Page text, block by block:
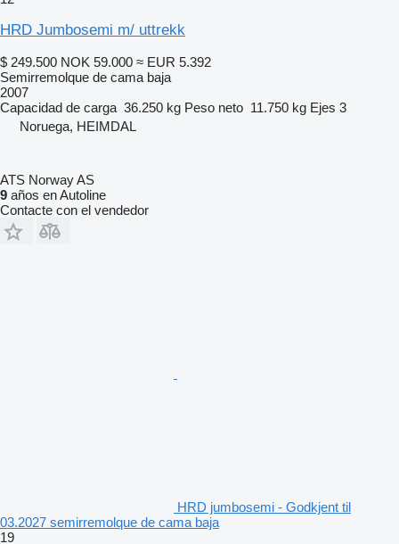
HRD Jumbosemi m/ uttrekk
$ 249.500 NOK 59.000 ≈ EUR 5.392
Semirremolque de cama baja
2007
Capacidad de carga 36.250 kg Peso neto 11.750 kg Ejes 3
Noruega, HEIMDAL
ATS Norway AS
9 años en Autoline
Contacte con el vendedor
HRD jumbosemi - Godkjent til
03.2027 semirremolque de cama baja
19